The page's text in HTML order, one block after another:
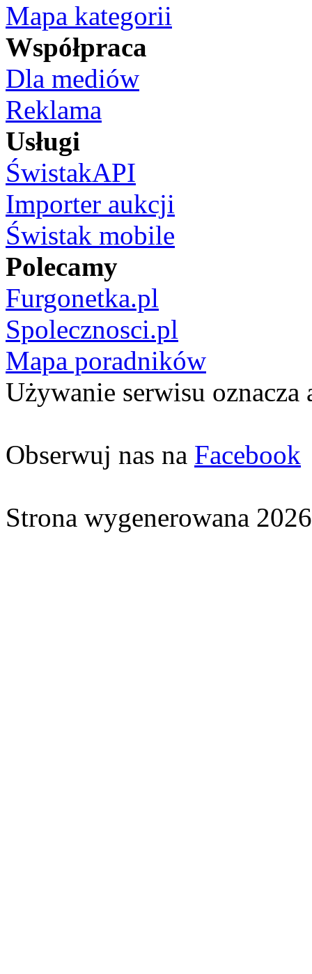
Mapa kategorii
Współpraca
Dla mediów
Reklama
Usługi
ŚwistakAPI
Importer aukcji
Świstak mobile
Polecamy
Furgonetka.pl
Spolecznosci.pl
Mapa poradników
Używanie serwisu oznacza
Obserwuj nas na Facebook
Strona wygenerowana